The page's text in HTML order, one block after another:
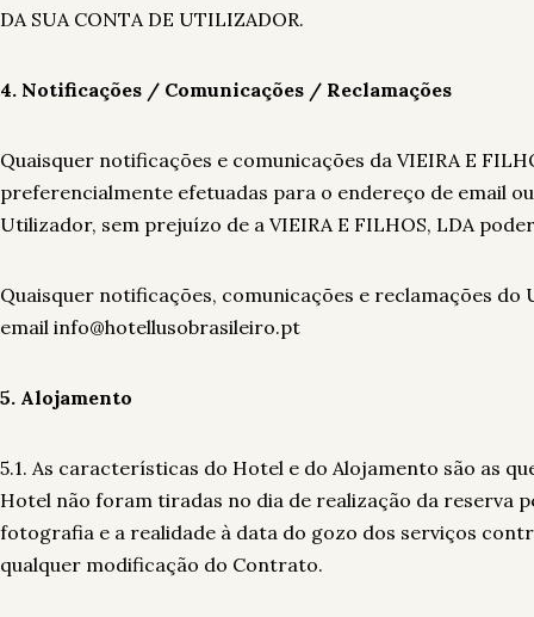
DA SUA CONTA DE UTILIZADOR.
4. Notificações / Comunicações / Reclamações
Quaisquer notificações e comunicações da VIEIRA E
preferencialmente efetuadas para o endereço de email
Utilizador, sem prejuízo de a VIEIRA E FILHOS, LDA
Quaisquer notificações, comunicações e reclamações
email info@hotellusobrasileiro.pt
5. Alojamento
5.1. As características do Hotel e do Alojamento são as
Hotel não foram tiradas no dia de realização da reserva
fotografia e a realidade à data do gozo dos serviços
qualquer modificação do Contrato.